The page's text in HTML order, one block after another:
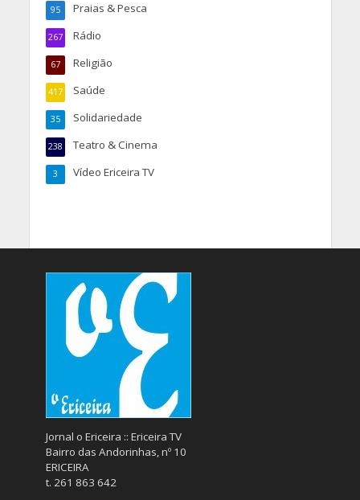
Praias & Pesca
95
Rádio
267
Religião
67
Saúde
417
Solidariedade
35
Teatro & Cinema
238
Vídeo Ericeira TV
3
Jornal o Ericeira :: Ericeira TV
Bairro das Andorinhas, nº 10
ERICEIRA
t. 261 863 642